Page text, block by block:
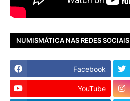
NUMISMÁTICA NAS REDES SOCIAIS
Facebook
YouTube